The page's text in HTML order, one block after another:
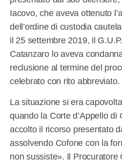
Iacovo, che aveva ottenuto
dell’ordine di custodia
il 25 settembre 2019, il
Catanzaro lo aveva
reclusione al termine del
celebrato con rito abbreviato.
La situazione si era
quando la Corte d’Appello di
accolto il ricorso presentato
assolvendo Cofone con la
non sussiste». Il Procuratore